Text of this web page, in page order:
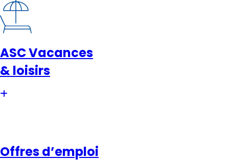
ASC Vacances
& loisirs
Offres d’emploi